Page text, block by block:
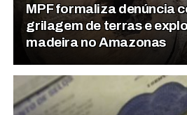
MPF formaliza denúncia
grilagem de terras e
madeira no Amazonas